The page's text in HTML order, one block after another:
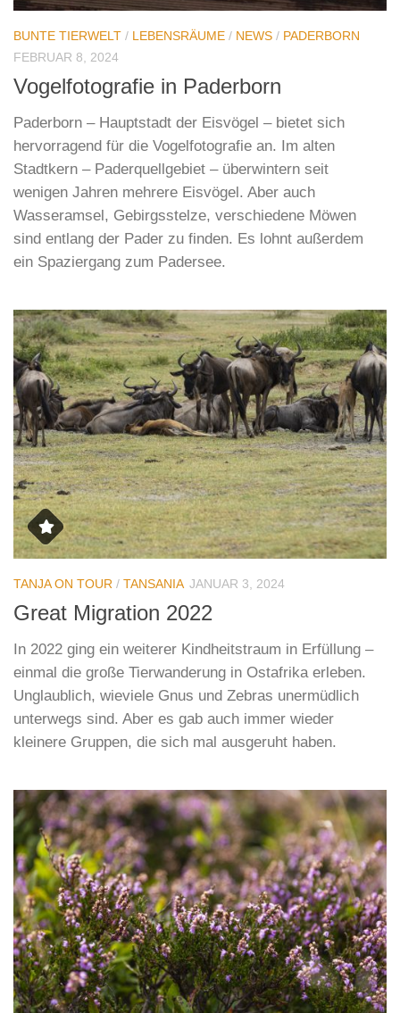
BUNTE TIERWELT / LEBENSRÄUME / NEWS / PADERBORN
FEBRUAR 8, 2024
Vogelfotografie in Paderborn
Paderborn – Hauptstadt der Eisvögel – bietet sich
hervorragend für die Vogelfotografie an. Im alten
Stadtkern – Paderquellgebiet – überwintern seit
wenigen Jahren mehrere Eisvögel. Aber auch
Wasseramsel, Gebirgsstelze, verschiedene Möwen
sind entlang der Pader zu finden. Es lohnt außerdem
ein Spaziergang zum Padersee.
TANJA ON TOUR / TANSANIA JANUAR 3, 2024
Great Migration 2022
In 2022 ging ein weiterer Kindheitstraum in Erfüllung –
einmal die große Tierwanderung in Ostafrika erleben.
Unglaublich, wieviele Gnus und Zebras unermüdlich
unterwegs sind. Aber es gab auch immer wieder
kleinere Gruppen, die sich mal ausgeruht haben.